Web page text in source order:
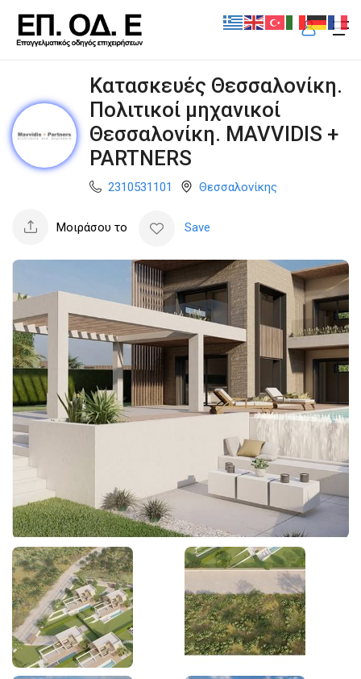
Κατασκευές Θεσσαλονίκη.
Πολιτικοί μηχανικοί
Θεσσαλονίκη. MAVVIDIS +
PARTNERS
2310531101 Θεσσαλονίκης
Μοιράσου το Save